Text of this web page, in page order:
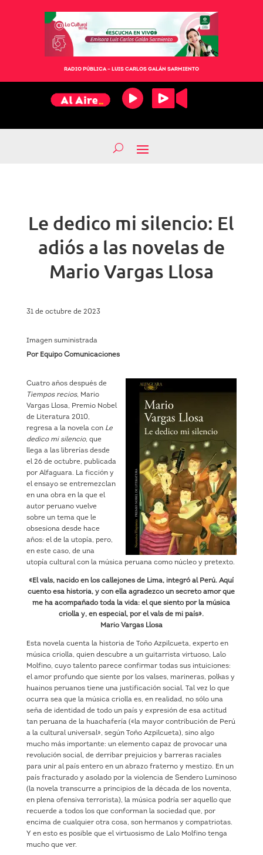
RADIO PÚBLICA – LUIS CARLOS GALÁN SARMIENTO
Le dedico mi silencio: El
adiós a las novelas de
Mario Vargas Llosa
31 de octubre de 2023
Imagen suministrada
Por Equipo Comunicaciones
Cuatro años después de
Tiempos recios, Mario
Vargas Llosa, Premio Nobel
de Literatura 2010,
regresa a la novela con Le
dedico mi silencio, que
llega a las librerías desde
el 26 de octubre, publicada
por Alfaguara. La ficción y
el ensayo se entremezclan
en una obra en la que el
autor peruano vuelve
sobre un tema que le
obsesiona desde hace
años: el de la utopía, pero,
en este caso, de una
utopía cultural con la música peruana como núcleo y pretexto.
«El vals, nacido en los callejones de Lima, integró al Perú. Aquí
cuento esa historia, y con ella agradezco un secreto amor que
me ha acompañado toda la vida: el que siento por la música
criolla y, en especial, por el vals de mi país».
Mario Vargas Llosa
Esta novela cuenta la historia de Toño Azpilcueta, experto en
música criolla, quien descubre a un guitarrista virtuoso, Lalo
Molfino, cuyo talento parece confirmar todas sus intuiciones:
el amor profundo que siente por los valses, marineras, polkas y
huainos peruanos tiene una justificación social. Tal vez lo que
ocurra sea que la música criolla es, en realidad, no sólo una
seña de identidad de todo un país y expresión de esa actitud
tan peruana de la huachafería («la mayor contribución de Perú
a la cultural universal», según Toño Azpilcueta), sino algo
mucho más importante: un elemento capaz de provocar una
revolución social, de derribar prejuicios y barreras raciales
para unir al país entero en un abrazo fraterno y mestizo. En un
país fracturado y asolado por la violencia de Sendero Luminoso
(la novela transcurre a principios de la década de los noventa,
en plena ofensiva terrorista), la música podría ser aquello que
recuerde a todos los que conforman la sociedad que, por
encima de cualquier otra cosa, son hermanos y compatriotas.
Y en esto es posible que el virtuosismo de Lalo Molfino tenga
mucho que ver.